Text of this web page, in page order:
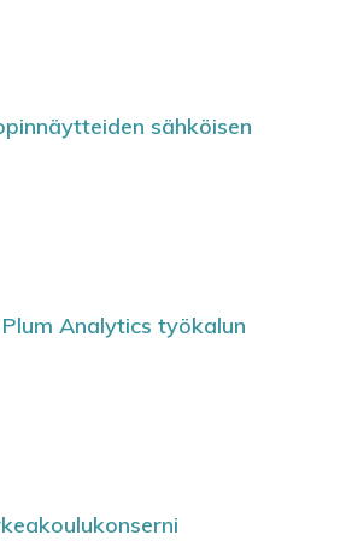
sähköisen
Analytics työkalun